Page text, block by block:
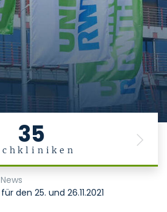
Das Leben ist ein Geschenk.
erhalten, ist die
35 Next
den 25. und 26.11.2021